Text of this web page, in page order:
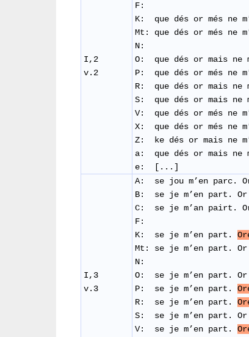
I,2
v.2
F:
K: que dés or més ne
Mt: que dés or més ne
N:
O: que dés or mais ne
P: que dés or més ne
R: que dés or mais ne
S: que dés or mais ne
V: que dés or més ne
X: que dés or més ne
Z: ke dés or mais ne
a: que dés or mais ne
e: [...]
I,3
v.3
A: se jou m’en parc.
B: se je m’en part. Or
C: se je m’an pairt.
F:
K: se je m’en part.
Mt: se je m’en part.
N:
O: se je m’en part. Or
P: se je m’en part.
R: se je m’en part.
S: se je m’en part. Or
V: se je m’en part.